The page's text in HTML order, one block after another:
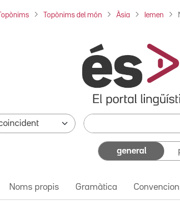
Topònims Topònims del món Àsia Iemen
general
Noms propis Gramàtica